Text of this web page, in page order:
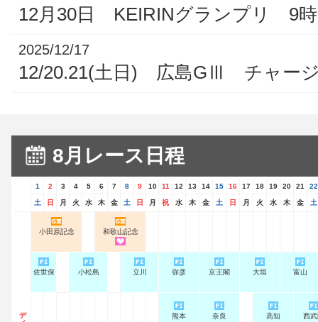
12月30日 KEIRINグランプリ 9時
2025/12/17
12/20.21(土日) 広島GⅢ チャー
8月レース日程
1 2 3 4 5 6 7 8 9 10 11 12 13 14 15 16 17 18 19 20 21 22
土 日 月 火 水 木 金 土 日 月 祝 水 木 金 土 日 月 火 水 木 金 土
小田原記念 和歌山記念
佐世保 小松島 立川 弥彦 京王閣 大垣 富山
熊本 奈良 高知 西